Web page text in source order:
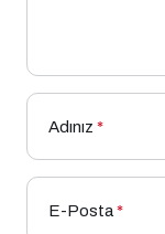
Adınız *
E-Posta*